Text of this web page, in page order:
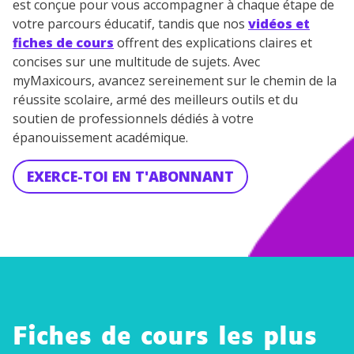
est conçue pour vous accompagner à chaque étape de
votre parcours éducatif, tandis que nos vidéos et
fiches de cours offrent des explications claires et
concises sur une multitude de sujets. Avec
myMaxicours, avancez sereinement sur le chemin de la
réussite scolaire, armé des meilleurs outils et du
soutien de professionnels dédiés à votre
épanouissement académique.
EXERCE-TOI EN T'ABONNANT
Fiches de cours les plus